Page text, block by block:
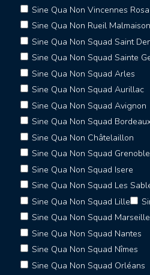
Sine Qua Non Vincennes
Sine Qua Non Rueil Malmaison
Sine Qua Non Squad Saint
Sine Qua Non Squad Sainte
Sine Qua Non Squad Arles
Sine Qua Non Squad Aurillac
Sine Qua Non Squad Avignon
Sine Qua Non Squad
Sine Qua Non Châtelaillon
Sine Qua Non Squad Grenoble
Sine Qua Non Squad Isere
Sine Qua Non Squad Les
Sine Qua Non Squad Lille
Sine Qua Non Squad Marseille
Sine Qua Non Squad Nantes
Sine Qua Non Squad Nîmes
Sine Qua Non Squad Orléans